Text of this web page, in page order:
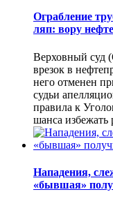
Ограбление
ляп: вору
Верховный суд
врезок в
него отменен
судьи
правила к
шанса
Нападения,
«бывшая»